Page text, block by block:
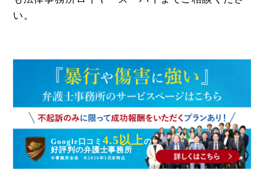
い。
Google口コミ4.5以上の
好評判 の弁護士事務所
※事務所全体 ※2026年3月末時点